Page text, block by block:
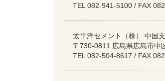
TEL 082-941-5100 / FAX
太平洋セメント（株） 中国
〒730-0811 広島県広島市中
TEL 082-504-8617 / FAX